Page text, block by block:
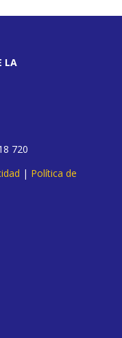
LA
720
| Política de